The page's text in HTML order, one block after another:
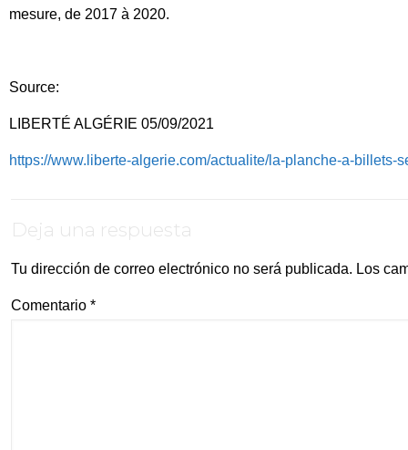
mesure, de 2017 à 2020.
Source:
LIBERTÉ ALGÉRIE 05/09/2021
https://www.liberte-algerie.com/actualite/la-planche-a-billets-
Deja una respuesta
Tu dirección de correo electrónico no será publicada. Los
Comentario *